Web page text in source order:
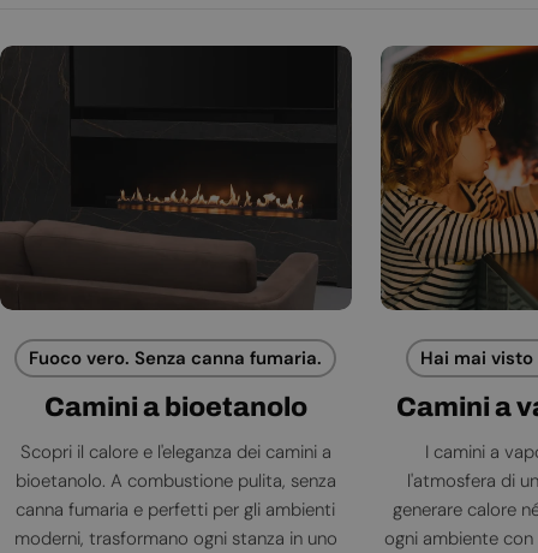
Fuoco vero. Senza canna fumaria.
Camini a bioetanolo
Scopri il calore e l'eleganza dei camini a
bioetanolo. A combustione pulita, senza
canna fumaria e perfetti per gli ambienti
moderni, trasformano ogni stanza in uno
Hai mai
Camini a
I camini a
l'atmosfera di
generare calore
ogni ambiente